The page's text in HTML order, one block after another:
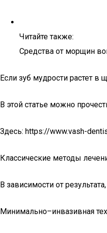
Читайте также:
Средства от морщин
Если зуб мудрости растет в
В этой статье можно
Здесь: https://www.vash-
Классические методы
В зависимости от
Минимально–инвазивная